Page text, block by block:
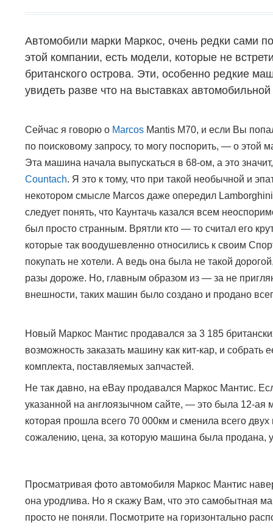
Автомобили марки Маркос, очень редки сами
этой компании, есть модели, которые не
британского острова. Эти, особенно редкие
увидеть разве что на выставках автомобильной
Сейчас я говорю о Marcos Mantis M70, и если Вы
по поисковому запросу, то могу поспорить,—о этой
Эта машина начала выпускаться в 68-ом, а это
Countach. Я это к тому, что при такой необычной и
некотором смысле Marcos даже опередил
следует понять, что Каунтачь казался всем
был просто странным. Врятли кто — то считал его
которые так воодушевленно относились к своим
покупать не хотели. А ведь она была не такой
разы дороже. Но, главным образом из — за не
внешности, таких машин было создано и продано
Новый Маркос Мантис продавался за 3 185
возможность заказать машину как кит-кар, и собрать
комплекта, поставляемых запчастей.
Не так давно, наeBay продавался Маркос Мантис.
указанной на англоязычном сайте, — это была 12-ая
которая прошла всего 70 000км и сменила всего двух
сожалению, цена, за которую машина была продана,
Просматривая фото автомобиля Маркос Мантис
она уродлива. Но я скажу Вам, что это самобытная
просто не поняли. Посмотрите на горизонтально